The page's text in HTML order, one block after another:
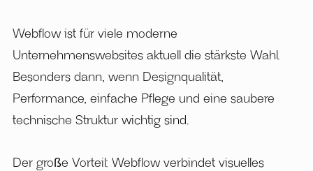
Webflow ist für viele moderne
Unternehmenswebsites aktuell die stärkste Wahl.
Besonders dann, wenn Designqualität,
Performance, einfache Pflege und eine saubere
technische Struktur wichtig sind.
Der große Vorteil: Webflow verbindet visuelles